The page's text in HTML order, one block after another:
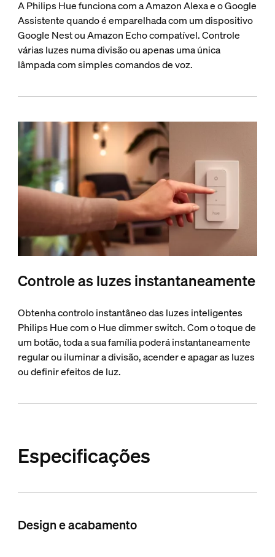
A Philips Hue funciona com a Amazon Alexa e o Google
Assistente quando é emparelhada com um dispositivo
Google Nest ou Amazon Echo compatível. Controle
várias luzes numa divisão ou apenas uma única
lâmpada com simples comandos de voz.
Controle as luzes instantaneamente
Obtenha controlo instantâneo das luzes inteligentes
Philips Hue com o Hue dimmer switch. Com o toque de
um botão, toda a sua família poderá instantaneamente
regular ou iluminar a divisão, acender e apagar as luzes
ou definir efeitos de luz.
Especificações
Design e acabamento